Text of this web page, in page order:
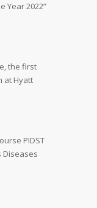
Year 2022”
the first
at Hyatt
PIDST
Diseases